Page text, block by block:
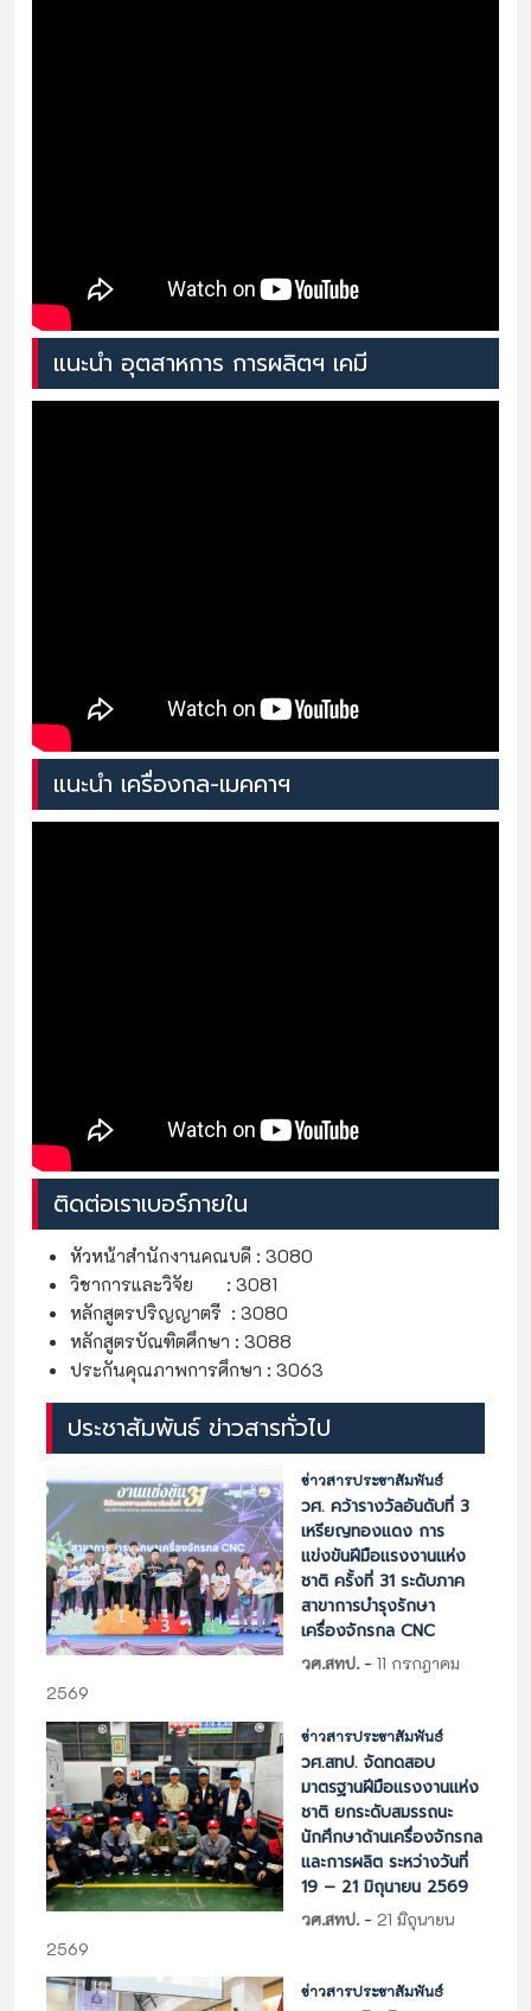
แนะนำ อุตสาหการ การผลิตฯ เคมี
แนะนำ เครื่องกล-เมคคาฯ
ติดต่อเราเบอร์ภายใน
หัวหน้าสำนักงานคณบดี : 3080
วิชาการและวิจัย : 3081
หลักสูตรปริญญาตรี : 3080
หลักสูตรบัณฑิตศึกษา : 3088
ประกันคุณภาพการศึกษา : 3063
ประชาสัมพันธ์ ข่าวสารทั่วไป
ข่าวสารประชาสัมพันธ์
วศ. คว้ารางวัลอันดับที่ 3
เหรียญทองแดง การ
แข่งขันฝีมือแรงงานแห่ง
ชาติ ครั้งที่ 31 ระดับภาค
สาขาการบำรุงรักษา
เครื่องจักรกล CNC
วศ.สทป.-11 กรกฎาคม
2569
ข่าวสารประชาสัมพันธ์
วศ.สทป. จัดทดสอบ
มาตรฐานฝีมือแรงงานแห่ง
ชาติ ยกระดับสมรรถนะ
นักศึกษาด้านเครื่องจักรกล
และการผลิต ระหว่างวันที่
19 – 21 มิถุนายน 2569
วศ.สทป.- 21 มิถุนายน
2569
ข่าวสารประชาสัมพันธ์